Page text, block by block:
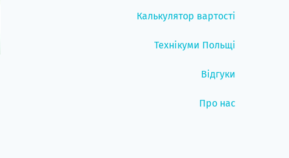
Калькулятор вартості
Технікуми Польщі
Відгуки
Про нас